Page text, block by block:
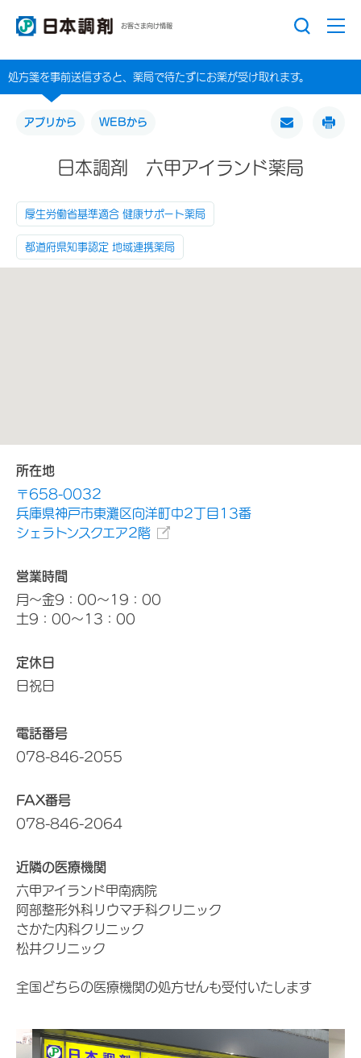
お客さま向け情報
処方箋を事前送信すると、薬局で待たずにお薬が受け取れます。
アプリから WEBから
日本調剤 六甲アイランド薬局
厚生労働省基準適合 健康サポート薬局
都道府県知事認定 地域連携薬局
所在地
〒658-0032
兵庫県神戸市東灘区向洋町中2丁目13番
シェラトンスクエア2階
営業時間
月～金9：00～19：00
土9：00～13：00
定休日
日祝日
電話番号
078-846-2055
FAX番号
078-846-2064
近隣の医療機関
六甲アイランド甲南病院
阿部整形外科リウマチ科クリニック
さかた内科クリニック
松井クリニック
全国どちらの医療機関の処方せんも受付いたします